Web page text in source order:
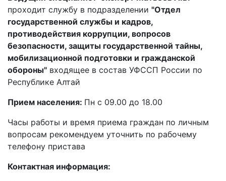
проходит службу в подразделении "Отдел
государственной службы и кадров,
противодействия коррупции, вопросов
безопасности, защиты государственной тайны,
мобилизационной подготовки и гражданской
обороны" входящее в состав УФССП России по
Республике Алтай
Прием населения: Пн с 09.00 до 18.00
Часы работы и время приема граждан по личным
вопросам рекомендуем уточнить по рабочему
телефону пристава
Контактная информация: